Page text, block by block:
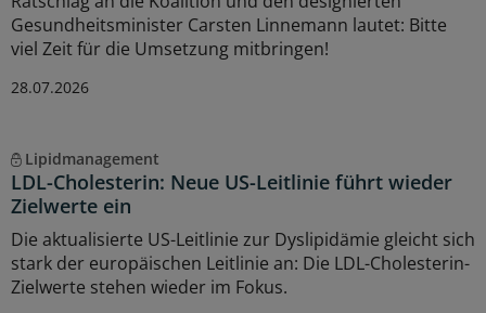
Gesundheitsminister Carsten Linnemann lautet: Bitte
viel Zeit für die Umsetzung mitbringen!
28.07.2026
Lipidmanagement
LDL-Cholesterin: Neue US-Leitlinie führt wieder
Zielwerte ein
Die aktualisierte US-Leitlinie zur Dyslipidämie gleicht sich
stark der europäischen Leitlinie an: Die LDL-Cholesterin-
Zielwerte stehen wieder im Fokus.